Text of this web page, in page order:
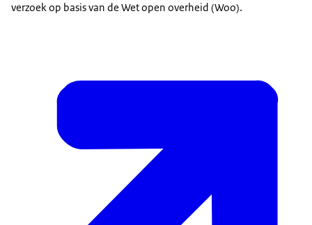
verzoek op basis van de Wet open overheid (Woo).